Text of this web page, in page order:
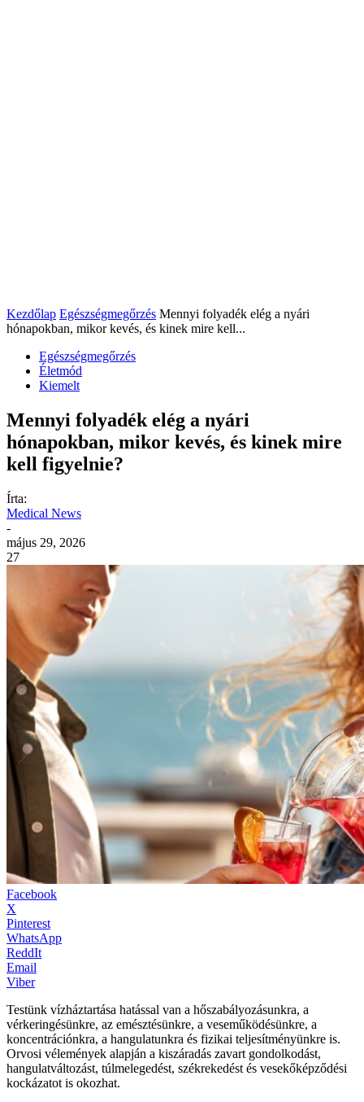
Kezdőlap Egészségmegőrzés Mennyi folyadék elég a nyári
hónapokban, mikor kevés, és kinek mire kell...
Egészségmegőrzés
Életmód
Kiemelt
Mennyi folyadék elég a nyári
hónapokban, mikor kevés, és kinek mire
kell figyelnie?
Írta:
Medical News
-
május 29, 2026
27
Facebook
X
Pinterest
WhatsApp
ReddIt
Email
Viber
Testünk vízháztartása hatással van a hőszabályozásunkra, a
vérkeringésünkre, az emésztésünkre, a veseműködésünkre, a
koncentrációnkra, a hangulatunkra és fizikai teljesítményünkre is.
Orvosi vélemények alapján a kiszáradás zavart gondolkodást,
hangulatváltozást, túlmelegedést, székrekedést és vesekőképződési
kockázatot is okozhat.